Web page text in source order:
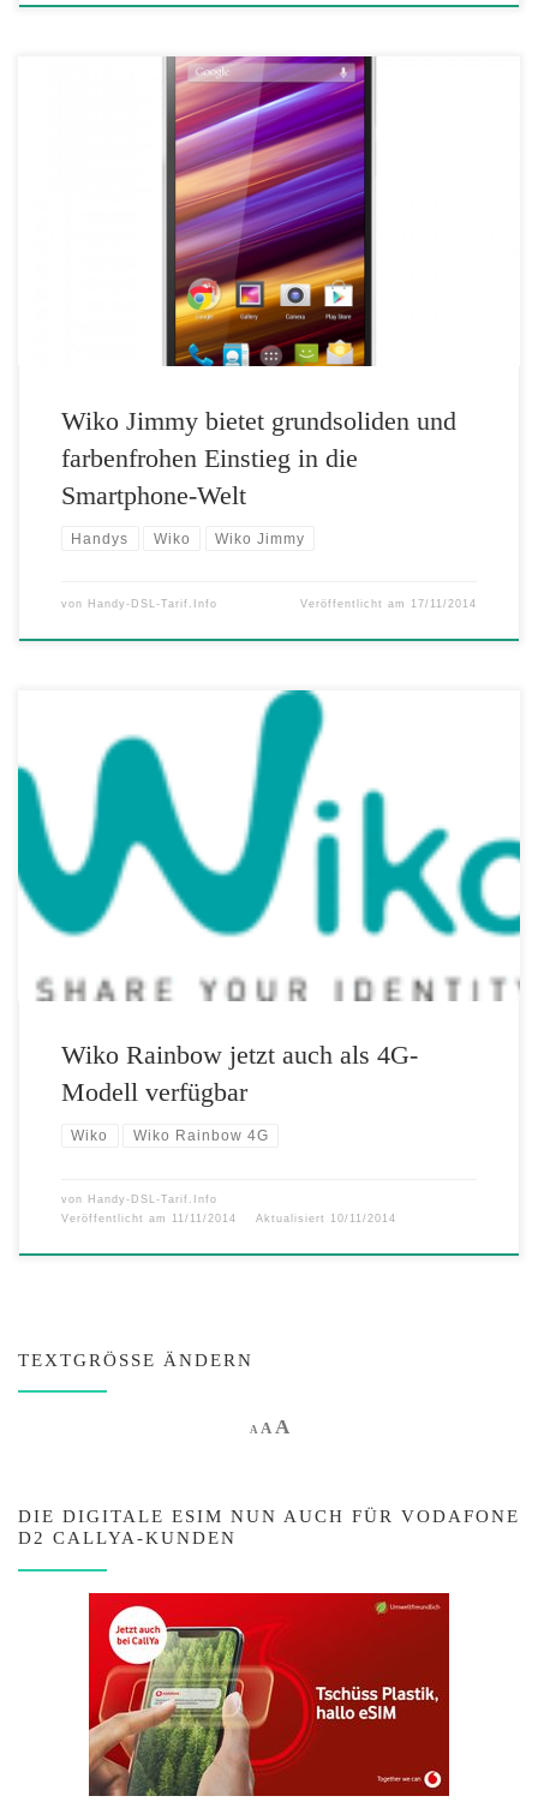
Der Smartphone-Hersteller Wiko präsentiert mit dem Jimmy ein
günstiges aber dennoch gut ausgestattetes Dual-Sim-Modell für
Smartphone-Einsteiger. Neben dem 1,3 GHz Quad-Core-Prozessor und
der 5-Megapixel-Hauptkamera punktet das 4,5 Zoll große Jimmy mit
ungewöhnlichem Design. Die Grundfarben Weiß, Türkis, Koralle, Lila
und Schwarz sind am äußeren Rahmen jeweils mit einer Akzentfarbe
Wiko Jimmy bietet grundsoliden und
farbenfrohen Einstieg in die
Smartphone-Welt
Handys Wiko Wiko Jimmy
von Handy-DSL-Tarif.Info Veröffentlicht am 17/11/2014
Der französische Smartphone-Hersteller Wiko spendiert seinem
Verkaufsschlager Rainbow ein weiteres Upgrade. Ab sofort ist das gut
ausgestattete Einstiegsmodell, das in sieben Farbvarianten verfügbar
ist, auch als 4G-Modell erhältlich. Gleichzeitig stattet Wiko das
Rainbow 4G auch mit einem leistungsfähigeren Akku und mehr
Speicher aus. Das Rainbow 4G besitzt ein fünf Zoll […]
Wiko Rainbow jetzt auch als 4G-
Modell verfügbar
Wiko Wiko Rainbow 4G
von Handy-DSL-Tarif.Info
Veröffentlicht am
11/11/2014 Aktualisiert 10/11/2014
TEXTGRÖSSE ÄNDERN
A Decrease font size.
AReset font size.
AIncrease font size.
DIE DIGITALE ESIM NUN AUCH FÜR VODAFONE
D2 CALLYA-KUNDEN